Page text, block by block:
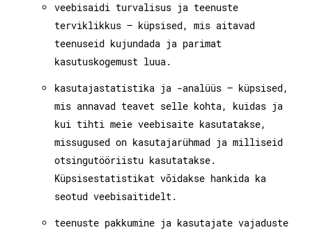
veebisaidi turvalisus ja teenuste
terviklikkus – küpsised, mis aitavad
teenuseid kujundada ja parimat
kasutuskogemust luua.
kasutajastatistika ja -analüüs – küpsised,
mis annavad teavet selle kohta, kuidas ja
kui tihti meie veebisaite kasutatakse,
missugused on kasutajarühmad ja milliseid
otsingutööriistu kasutatakse.
Küpsisestatistikat võidakse hankida ka
seotud veebisaitidelt.
teenuste pakkumine ja kasutajate vajaduste